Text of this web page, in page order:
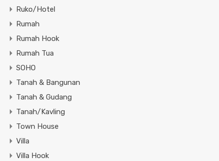
Ruko/Hotel
Rumah
Rumah Hook
Rumah Tua
SOHO
Tanah & Bangunan
Tanah & Gudang
Tanah/Kavling
Town House
Villa
Villa Hook